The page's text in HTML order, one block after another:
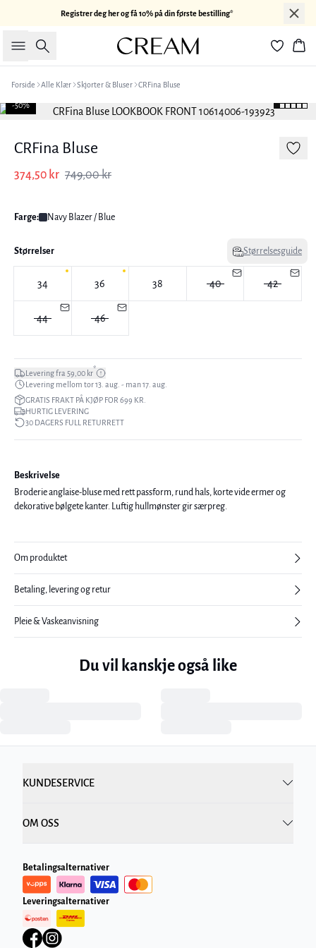
Registrer deg her og få 10% på din første bestilling*
Søk
Forside Alle Klær Skjorter & Bluser CRFina Bluse
-50%
CRFina Bluse
374,50 kr 749,00 kr
Farge: Navy Blazer / Blue
Størrelser Størrelsesguide
34 36 38 40 42
44 46
Levering fra 59,00 kr*
Levering mellom tor 13. aug. - man 17. aug.
GRATIS FRAKT PÅ KJØP FOR 699 KR.
HURTIG LEVERING
30 DAGERS FULL RETURRETT
Beskrivelse
Broderie anglaise-bluse med rett passform, rund hals, korte vide ermer og
dekorative bølgete kanter. Luftig hullmønster gir særpreg.
Om produktet
Betaling, levering og retur
Pleie & Vaskeanvisning
Du vil kanskje også like
KUNDESERVICE
OM OSS
Betalingsalternativer
Leveringsalternativer